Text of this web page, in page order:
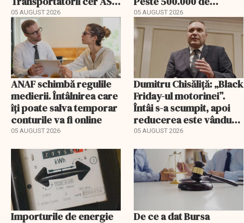
să publice tarifele
05 AUGUST 2026
comenzi pentru
bebeluși au fost cu
livrare a doua
05 AUGUST 2026
ANAF schimbă regulile
medierii. Întâlnirea care
îți poate salva temporar
conturile va fi online
05 AUGUST 2026
Dumitru Chisăliță: „Black
Friday-ul motorinei”.
Întâi s-a scumpit, apoi
reducerea este vândută
drept ajutor
05 AUGUST 2026
Importurile de energie
De ce a dat Bursa